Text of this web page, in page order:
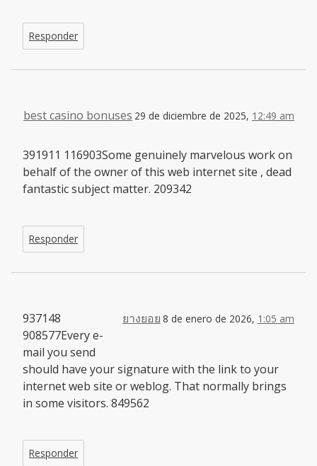
Responder
best casino bonuses 29 de diciembre de 2025, 12:49 am
391911 116903Some genuinely marvelous work on
behalf of the owner of this web internet site , dead
fantastic subject matter. 209342
Responder
ยางยอย 8 de enero de 2026, 1:05 am
937148
908577Every e-
mail you send
should have your signature with the link to your
internet web site or weblog. That normally brings
in some visitors. 849562
Responder